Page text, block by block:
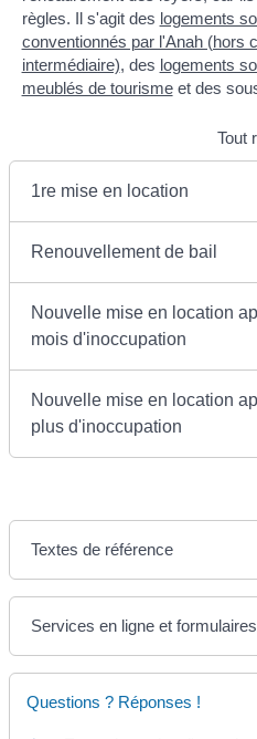
règles. Il s'agit des logements
conventionnés par l'Anah (hors
intermédiaire), des logements
meublés de tourismeet des
Tout
1re mise en location
Renouvellement de bail
Nouvelle mise en location
mois d'inoccupation
Nouvelle mise en location
plus d'inoccupation
Textes de référence
Services en ligne et formulaires
Questions ? Réponses !